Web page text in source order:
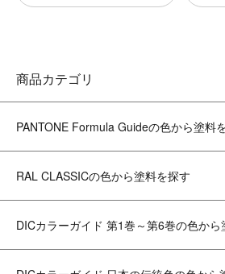
商品カテゴリ
PANTONE Formula Guideの色から塗料
RAL CLASSICの色から塗料を探す
DICカラーガイド 第1巻～第6巻の色から